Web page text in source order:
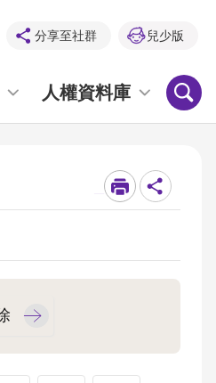
分享至社群 兒少版
人權資料庫